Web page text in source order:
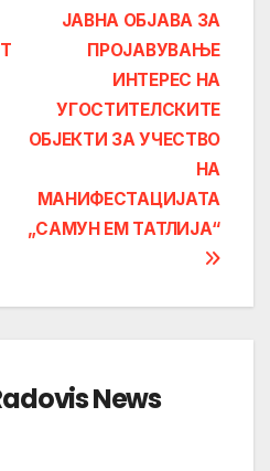
ЈАВНА ОБЈАВА ЗА
ПРОЈАВУВАЊЕ
ИНТЕРЕС НА
УГОСТИТЕЛСКИТЕ
ОБЈЕКТИ ЗА УЧЕСТВО
НА
МАНИФЕСТАЦИЈАТА
„САМУН ЕМ ТАТЛИЈА“
News